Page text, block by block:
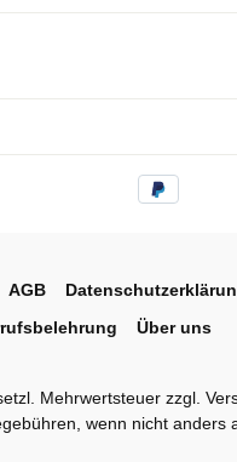
AGB
Über uns
Mehrwertsteuer zzgl.
wenn nicht anders